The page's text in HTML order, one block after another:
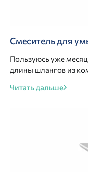
Смеситель для
Пользуюсь уже
длины шлангов из
Читать дальше